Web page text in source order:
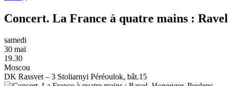
Concert. La France à quatre mains :
samedi
30 mai
19.30
Moscou
DK Rassvet – 3 Stoliarnyi Péréoulok, bât.15